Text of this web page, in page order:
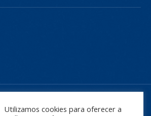
Utilizamos cookies para oferecer a